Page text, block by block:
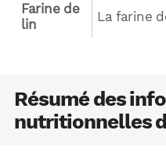
Farine de
lin
La farine
Résumé des
nutritionnelles